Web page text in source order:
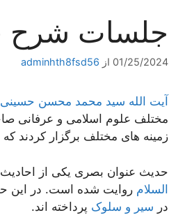
جلسات شرح
01/25/2024 از adminhth8fsd56
آیت الله سید محمد محسن
مختلف علوم اسلامی و عرفانی
زمینه های مختلف برگزار کردند
حدیث عنوان بصری یکی از احادیث
السلام روایت شده است. در این
در سیر و سلوک پرداخته اند.